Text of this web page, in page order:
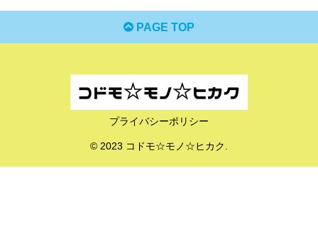
PAGE TOP
プライバシーポリシー
© 2023 コドモ☆モノ☆ヒカク.